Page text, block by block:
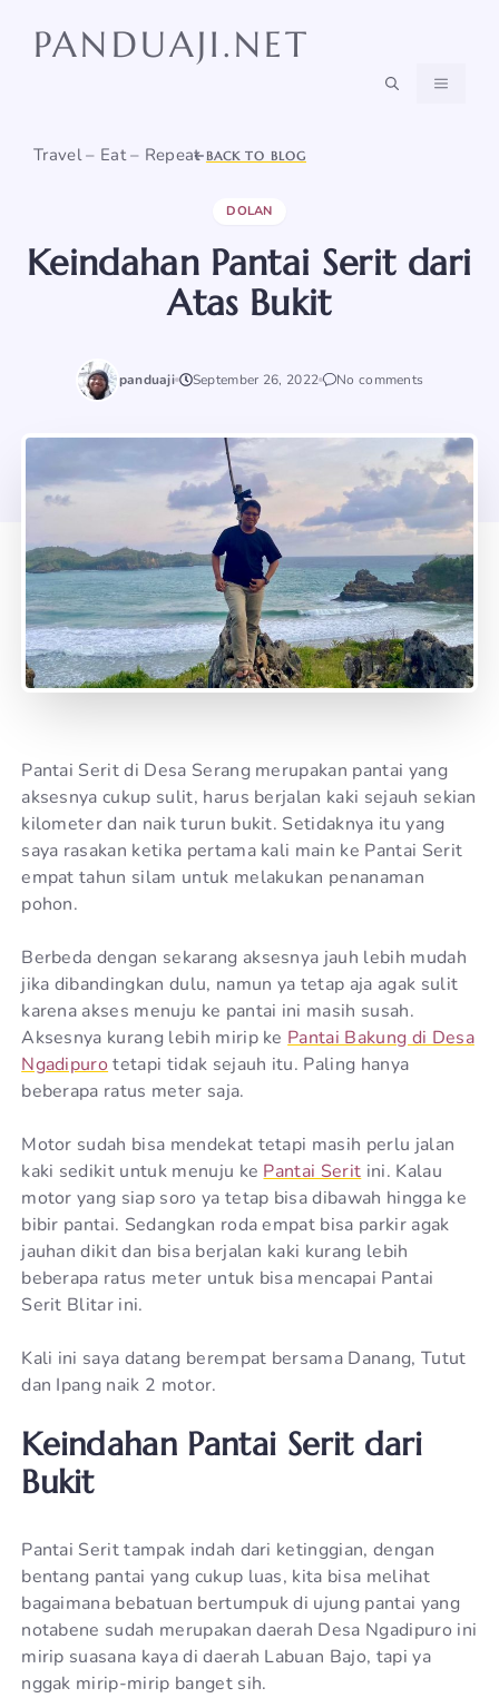
PANDUAJI.NET
Travel – Eat – Repeat
MENU
BACK TO BLOG
DOLAN
Keindahan Pantai Serit dari
Atas Bukit
panduaji September 26, 2022 No comments
Pantai Serit di Desa Serang merupakan pantai yang
aksesnya cukup sulit, harus berjalan kaki sejauh sekian
kilometer dan naik turun bukit. Setidaknya itu yang
saya rasakan ketika pertama kali main ke Pantai Serit
empat tahun silam untuk melakukan penanaman
pohon.
Berbeda dengan sekarang aksesnya jauh lebih mudah
jika dibandingkan dulu, namun ya tetap aja agak sulit
karena akses menuju ke pantai ini masih susah.
Aksesnya kurang lebih mirip ke Pantai Bakung di Desa
Ngadipuro tetapi tidak sejauh itu. Paling hanya
beberapa ratus meter saja.
Motor sudah bisa mendekat tetapi masih perlu jalan
kaki sedikit untuk menuju ke Pantai Serit ini. Kalau
motor yang siap soro ya tetap bisa dibawah hingga ke
bibir pantai. Sedangkan roda empat bisa parkir agak
jauhan dikit dan bisa berjalan kaki kurang lebih
beberapa ratus meter untuk bisa mencapai Pantai
Serit Blitar ini.
Kali ini saya datang berempat bersama Danang, Tutut
dan Ipang naik 2 motor.
Keindahan Pantai Serit dari
Bukit
Pantai Serit tampak indah dari ketinggian, dengan
bentang pantai yang cukup luas, kita bisa melihat
bagaimana bebatuan bertumpuk di ujung pantai yang
notabene sudah merupakan daerah Desa Ngadipuro ini
mirip suasana kaya di daerah Labuan Bajo, tapi ya
nggak mirip-mirip banget sih.